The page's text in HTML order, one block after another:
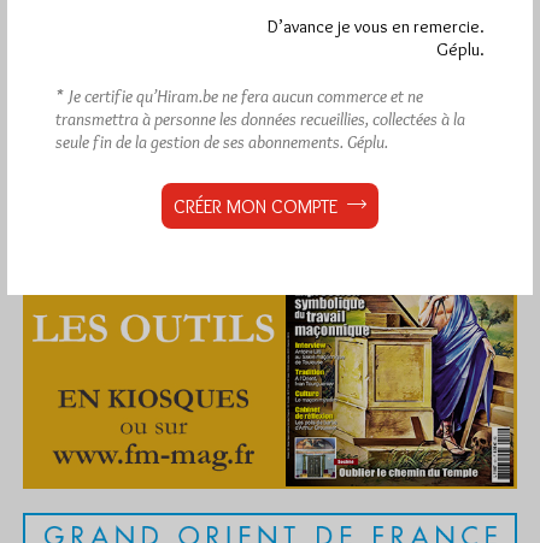
D’avance je vous en remercie.
Géplu.
* Je certifie qu’Hiram.be ne fera aucun commerce et ne
transmettra à personne les données recueillies, collectées à la
seule fin de la gestion de ses abonnements. Géplu.
CRÉER MON COMPTE